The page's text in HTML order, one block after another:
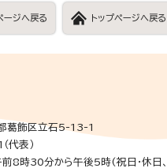
ージへ戻る トップページへ戻る
葛飾区立石5-13-1
代表）
8時30分から午後5時(祝日・休日